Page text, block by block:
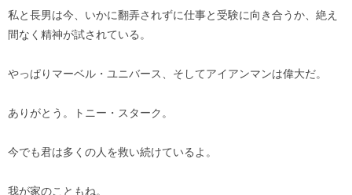
私と長男は今、いかに翻弄されずに仕事と受験に向き合うか、絶え
間なく精神が試されている。
やっぱりマーベル・ユニバース、そしてアイアンマンは偉大だ。
ありがとう。トニー・スターク。
今でも君は多くの人を救い続けているよ。
我が家のこともね。